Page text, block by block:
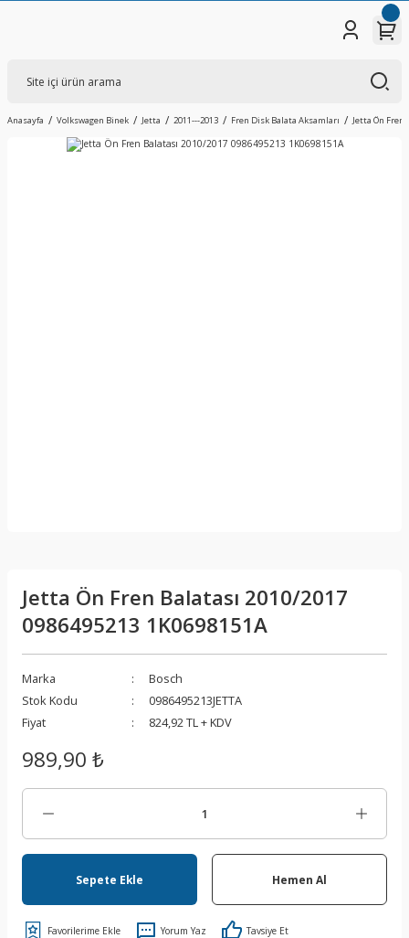
Anasayfa Volkswagen Binek Jetta 2011---2013 Fren Disk Balata Aksamları Jetta Ön Fren
Jetta Ön Fren Balatası 2010/2017
0986495213 1K0698151A
Marka
Bosch
Stok Kodu
0986495213JETTA
Fiyat
824,92 TL + KDV
989,90 ₺
Sepete Ekle Hemen Al
Yorum Yaz Tavsiye Et